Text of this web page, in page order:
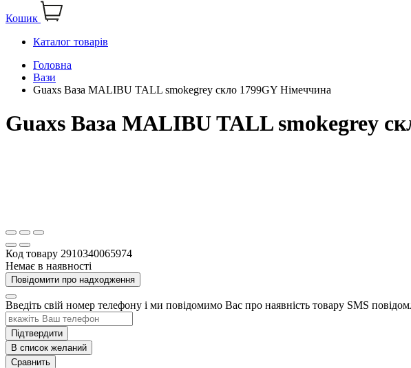
Кошик
Каталог товарів
Головна
Вази
Guaxs Ваза MALIBU TALL smokegrey скло 1799GY Німеччина
Guaxs Ваза MALIBU TALL smokegrey
Код товару 2910340065974
Немає в наявності
Повідомити про надходження
Введіть свій номер телефону і ми повідомимо Вас про наявність товару SMS
Підтвердити
В список желаний
Сравнить